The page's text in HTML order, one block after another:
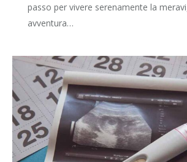
passo per vivere serenamente la
avventura…